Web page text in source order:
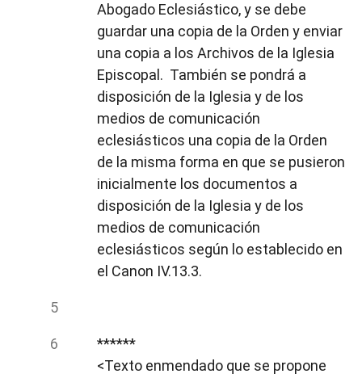
Abogado Eclesiástico, y se debe
guardar una copia de la Orden y enviar
una copia a los Archivos de la Iglesia
Episcopal. También se pondrá a
disposición de la Iglesia y de los
medios de comunicación
eclesiásticos una copia de la Orden
de la misma forma en que se pusieron
inicialmente los documentos a
disposición de la Iglesia y de los
medios de comunicación
eclesiásticos según lo establecido en
el Canon IV.13.3.
******
<Texto enmendado que se propone